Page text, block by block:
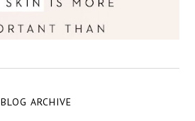
BLOG ARCHIVE